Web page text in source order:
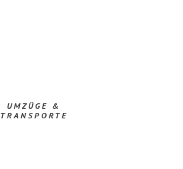
UMZÜGE &
TRANSPORTE